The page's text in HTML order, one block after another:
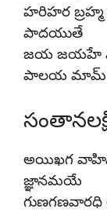
హరిహర
పాదయుతే
జయ జయహే
పాలయ మామ్
అయిఖగ వాహిని
జ్ఞానమయే
గుణగణవారధి